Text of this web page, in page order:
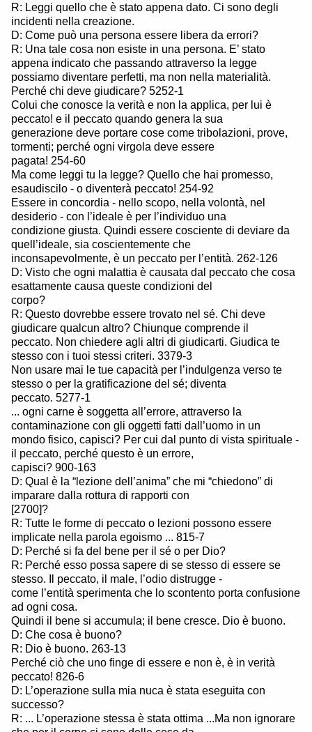
R: Leggi quello che è stato appena dato. Ci sono degli
incidenti nella creazione.
D: Come può una persona essere libera da errori?
R: Una tale cosa non esiste in una persona. E’ stato
appena indicato che passando attraverso la legge
possiamo diventare perfetti, ma non nella materialità.
Perché chi deve giudicare? 5252-1
Colui che conosce la verità e non la applica, per lui è
peccato! e il peccato quando genera la sua
generazione deve portare cose come tribolazioni, prove,
tormenti; perché ogni virgola deve essere
pagata! 254-60
Ma come leggi tu la legge? Quello che hai promesso,
esaudiscilo - o diventerà peccato! 254-92
Essere in concordia - nello scopo, nella volontà, nel
desiderio - con l’ideale è per l’individuo una
condizione giusta. Quindi essere cosciente di deviare da
quell’ideale, sia coscientemente che
inconsapevolmente, è un peccato per l’entità. 262-126
D: Visto che ogni malattia è causata dal peccato che cosa
esattamente causa queste condizioni del
corpo?
R: Questo dovrebbe essere trovato nel sé. Chi deve
giudicare qualcun altro? Chiunque comprende il
peccato. Non chiedere agli altri di giudicarti. Giudica te
stesso con i tuoi stessi criteri. 3379-3
Non usare mai le tue capacità per l’indulgenza verso te
stesso o per la gratificazione del sé; diventa
peccato. 5277-1
... ogni carne è soggetta all’errore, attraverso la
contaminazione con gli oggetti fatti dall’uomo in un
mondo fisico, capisci? Per cui dal punto di vista spirituale -
il peccato, perché questo è un errore,
capisci? 900-163
D: Qual è la “lezione dell’anima” che mi “chiedono” di
imparare dalla rottura di rapporti con
[2700]?
R: Tutte le forme di peccato o lezioni possono essere
implicate nella parola egoismo ... 815-7
D: Perché si fa del bene per il sé o per Dio?
R: Perché esso possa sapere di se stesso di essere se
stesso. Il peccato, il male, l’odio distrugge -
come l’entità sperimenta che lo scontento porta confusione
ad ogni cosa.
Quindi il bene si accumula; il bene cresce. Dio è buono.
D: Che cosa è buono?
R: Dio è buono. 263-13
Perché ciò che uno finge di essere e non è, è in verità
peccato! 826-6
D: L’operazione sulla mia nuca è stata eseguita con
successo?
R: ... L’operazione stessa è stata ottima ...Ma non ignorare